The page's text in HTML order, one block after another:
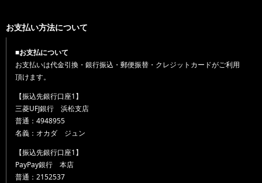
お支払い方法について
■お支払について
お支払いは代金引換・銀行振込・郵便振替・クレジットカードがご利用
頂けます。
【振込先銀行口座1】
三菱UFJ銀行 浜松支店
普通：4948955
名義：オカダ ジュン
【振込先銀行口座1】
PayPay銀行 本店
普通：2152537